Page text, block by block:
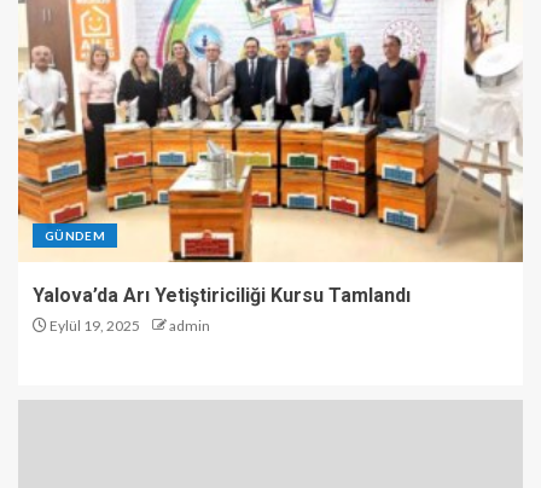
GÜNDEM
Yalova’da Arı Yetiştiriciliği Kursu Tamlandı
Eylül 19, 2025 admin